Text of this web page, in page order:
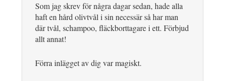
Som jag skrev för några dagar sedan, hade alla
haft en hård olivtvål i sin necessär så har man
där tvål, schampoo, fläckborttagare i ett. Förbjud
allt annat!
Förra inlägget av dig var magiskt.